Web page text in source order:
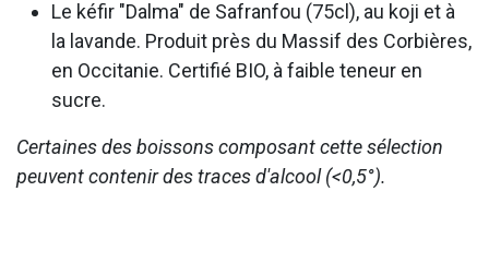
Le kéfir "Dalma" de Safranfou (75cl), au koji et à
la lavande. Produit près du Massif des Corbières,
en Occitanie. Certifié BIO, à faible teneur en
sucre.
Certaines des boissons composant cette sélection
peuvent contenir des traces d'alcool (<0,5°).